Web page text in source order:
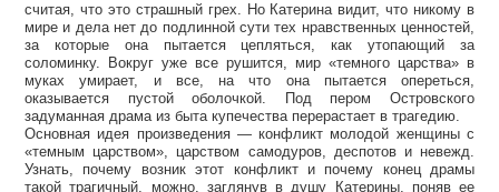
считая, что это страшный грех. Но Катерина видит, что никому в
мире и дела нет до подлинной сути тех нравственных ценностей,
за которые она пытается цепляться, как утопающий за
соломинку. Вокруг уже все рушится, мир «темного царства» в
муках умирает, и все, на что она пытается опереться,
оказывается пустой оболочкой. Под пером Островского
задуманная драма из быта купечества перерастает в трагедию.
Основная идея произведения — конфликт молодой женщины с
«темным царством», царством самодуров, деспотов и невежд.
Узнать, почему возник этот конфликт и почему конец драмы
такой трагичный, можно, заглянув в душу Катерины, поняв ее